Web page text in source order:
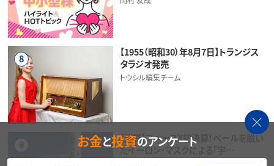
8
【1955（昭和30）年8月7日】トランジス
タラジオ発売
トウシル編集チーム
9
【解説】スペースX初決算！ベールを脱い
だイーロン・マスクによる「宇…
お金と投資のアンケート